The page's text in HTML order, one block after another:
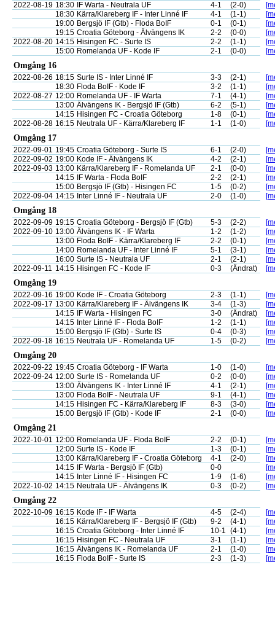
2022-08-19 18:30 IF Warta - Neutrala UF 4-1 (2-0)
18:30 Kärra/Klareberg IF - Inter Linné IF 4-1 (1-1)
19:00 Bergsjö IF (Gtb) - Floda BoIF 0-1 (0-1)
19:15 Croatia Göteborg - Älvängens IK 2-2 (0-0)
2022-08-20 14:15 Hisingen FC - Surte IS 2-2 (1-1)
15:00 Romelanda UF - Kode IF 2-1 (0-0)
Omgång 16
2022-08-26 18:15 Surte IS - Inter Linné IF 3-3 (2-1)
18:30 Floda BoIF - Kode IF 3-2 (1-1)
2022-08-27 12:00 Romelanda UF - IF Warta 7-1 (4-1)
13:00 Älvängens IK - Bergsjö IF (Gtb) 6-2 (5-1)
14:15 Hisingen FC - Croatia Göteborg 1-8 (0-1)
2022-08-28 16:15 Neutrala UF - Kärra/Klareberg IF 1-1 (1-0)
Omgång 17
2022-09-01 19:45 Croatia Göteborg - Surte IS 6-1 (2-0)
2022-09-02 19:00 Kode IF - Älvängens IK 4-2 (2-1)
2022-09-03 13:00 Kärra/Klareberg IF - Romelanda UF 2-1 (0-0)
14:15
IF Warta - Floda BoIF 2-2 (2-1)
15:00 Bergsjö IF (Gtb) - Hisingen FC 1-5 (0-2)
2022-09-04 14:15 Inter Linné IF - Neutrala UF 2-0 (1-0)
Omgång 18
2022-09-09 19:15 Croatia Göteborg - Bergsjö IF (Gtb) 5-3 (2-2)
2022-09-10 13:00 Älvängens IK - IF Warta 1-2 (1-2)
13:00 Floda BoIF - Kärra/Klareberg IF 2-2 (0-1)
14:00 Romelanda UF - Inter Linné IF 5-1 (3-1)
16:00 Surte IS - Neutrala UF 2-1 (2-1)
2022-09-11 14:15 Hisingen FC - Kode IF 0-3 (Ändrat)
Omgång 19
2022-09-16 19:00 Kode IF - Croatia Göteborg 2-3 (1-1)
2022-09-17 13:00 Kärra/Klareberg IF - Älvängens IK 3-4 (1-3)
14:15
IF Warta - Hisingen FC 3-0 (Ändrat)
14:15 Inter Linné IF - Floda BoIF 1-2 (1-1)
15:00 Bergsjö IF (Gtb) - Surte IS 0-4 (0-3)
2022-09-18 16:15 Neutrala UF - Romelanda UF 1-5 (0-2)
Omgång 20
2022-09-22 19:45 Croatia Göteborg - IF Warta 1-0 (1-0)
2022-09-24 12:00 Surte IS - Romelanda UF 0-2 (0-0)
13:00 Älvängens IK - Inter Linné IF 4-1 (2-1)
13:00 Floda BoIF - Neutrala UF 9-1 (4-1)
14:15 Hisingen FC - Kärra/Klareberg IF 8-3 (3-0)
15:00 Bergsjö IF (Gtb) - Kode IF 2-1 (0-0)
Omgång 21
2022-10-01 12:00 Romelanda UF - Floda BoIF 2-2 (0-1)
12:00 Surte IS - Kode IF 1-3 (0-1)
13:00 Kärra/Klareberg IF - Croatia Göteborg 4-1 (2-0)
14:15
IF Warta - Bergsjö IF (Gtb) 0-0
14:15 Inter Linné IF - Hisingen FC 1-9 (1-6)
2022-10-02 14:15 Neutrala UF - Älvängens IK 0-3 (0-2)
Omgång 22
2022-10-09 16:15 Kode IF - IF Warta 4-5 (2-4)
16:15 Kärra/Klareberg IF - Bergsjö IF (Gtb) 9-2 (4-1)
16:15 Croatia Göteborg - Inter Linné IF 10-1 (4-1)
16:15 Hisingen FC - Neutrala UF 3-1 (1-1)
16:15 Älvängens IK - Romelanda UF 2-1 (1-0)
16:15 Floda BoIF - Surte IS 2-3 (1-3)